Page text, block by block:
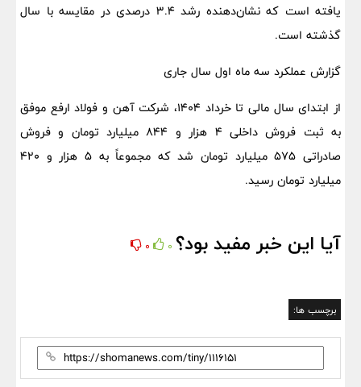
یافته است که نشان‌دهنده رشد ۳.۴ درصدی در مقایسه با سال
گذشته است.
گزارش عملکرد سه ماه اول سال جاری
از ابتدای سال مالی تا خرداد ۱۴۰۴، شرکت آهن و فولاد ارفع موفق
به ثبت فروش داخلی ۴ هزار و ۸۴۴ میلیارد تومان و فروش
صادراتی ۵۷۵ میلیارد تومان شد که مجموعاً به ۵ هزار و ۴۲۰
میلیارد تومان رسید.
آیا این خبر مفید بود؟ 0
0
برچسب ها: